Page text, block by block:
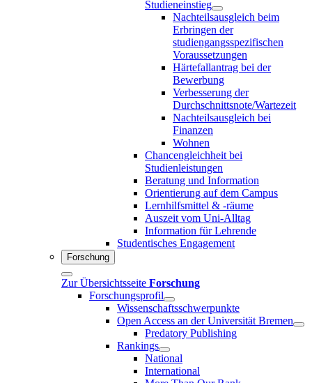
Studieneinstieg
Nachteilsausgleich beim
Erbringen der
studiengangsspezifischen
Voraussetzungen
Härtefallantrag bei der
Bewerbung
Verbesserung der
Durchschnittsnote/Wartezeit
Nachteilsausgleich bei
Finanzen
Wohnen
Chancengleichheit bei
Studienleistungen
Beratung und Information
Orientierung auf dem Campus
Lernhilfsmittel & -räume
Auszeit vom Uni-Alltag
Information für Lehrende
Studentisches Engagement
Forschung
Zur Übersichtsseite Forschung
Forschungsprofil
Wissenschaftsschwerpunkte
Open Access an der Universität Bremen
Predatory Publishing
Rankings
National
International